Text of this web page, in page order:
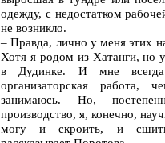
одежду, с недостатком
не возникло.
– Правда, лично у меня этих
Хотя я родом из Хатанги, но
в Дудинке. И мне
организаторская работа,
занимаюсь. Но,
производство, я, конечно,
могу и скроить, и